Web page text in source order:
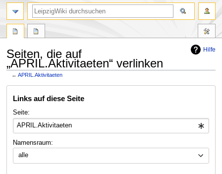
Hilfe
Seiten, die auf
„APRIL.Aktivitaeten“ verlinken
←APRIL.Aktivitaeten
Navigation
Suche
Links auf diese Seite
Seite:
Namensraum:
alle